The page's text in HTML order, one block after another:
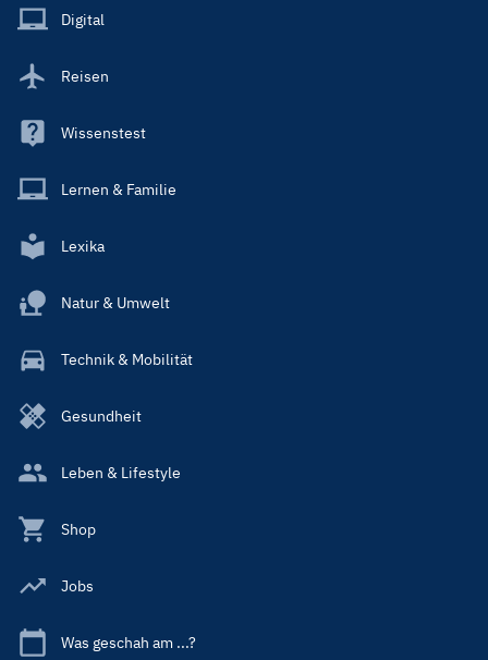
Main
Digital
Reisen
Wissenstest
Lernen & Familie
Lexika
Natur & Umwelt
Technik & Mobilität
Gesundheit
Leben & Lifestyle
Shop
Jobs
Was geschah am ...?